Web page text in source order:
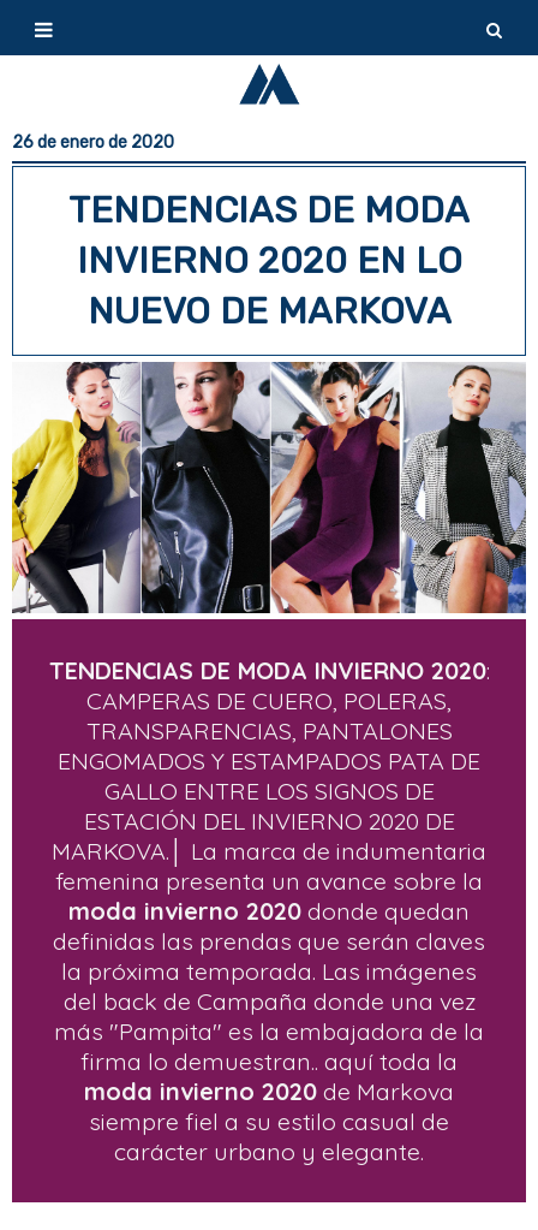
26 de enero de 2020
TENDENCIAS DE MODA
INVIERNO 2020 EN LO
NUEVO DE MARKOVA
TENDENCIAS DE MODA INVIERNO 2020:
CAMPERAS DE CUERO, POLERAS,
TRANSPARENCIAS, PANTALONES
ENGOMADOS Y ESTAMPADOS PATA DE
GALLO ENTRE LOS SIGNOS DE
ESTACIÓN DEL INVIERNO 2020 DE
MARKOVA.│ La marca de indumentaria
femenina presenta un avance sobre la
moda invierno 2020 donde quedan
definidas las prendas que serán claves
la próxima temporada. Las imágenes
del back de Campaña donde una vez
más "Pampita" es la embajadora de la
firma lo demuestran.. aquí toda la
moda invierno 2020 de Markova
siempre fiel a su estilo casual de
carácter urbano y elegante.